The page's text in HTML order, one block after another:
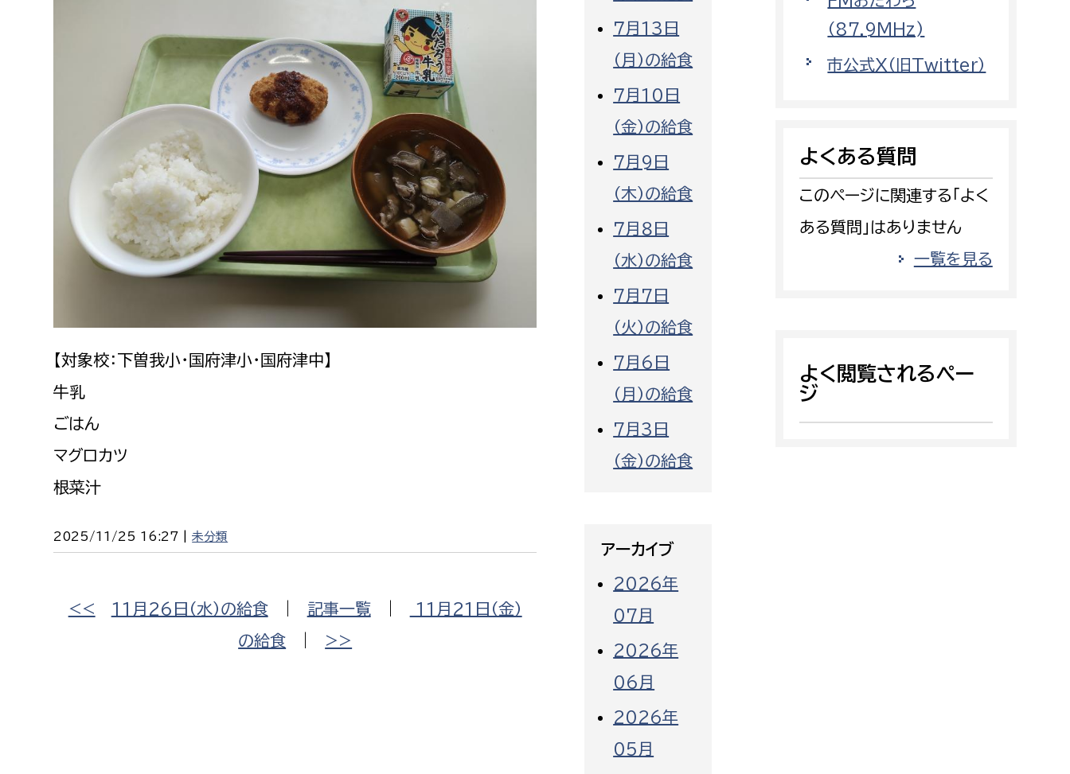
道水路整備課
みどり公園課
病院管理局：経営管理課
病院管理局：施設用度課
予防課
警防計画課
警防第1課
警防第2課
上下水道局
経営総務課
水道整備課
下水道整備課
浄水管理課
教育総務課
教育指導課
選挙管理委員会事務局
選挙管理委員会事務局
監査事務局
農業委員会事務局
農業委員会事務局
【対象校：下曽我小・国府津小・国府津中】
牛乳
ごはん
マグロカツ
根菜汁
2025/11/25 16:27 |未分類
<< 11月26日（水）の給食| 記事一覧|
11月21日（金）
の給食
>>
７月13日
（月）の給食
７月10日
（金）の給食
７月9日
（木）の給食
７月８日
（水）の給食
7月7日
（火）の給食
7月6日
（月）の給食
7月3日
（金）の給食
アーカイブ
2026年
07月
2026年
06月
2026年
05月
（87.9MHz)
市公式X（旧Twitter）
よくある質問
このページに関連する「よく
ある質問」はありません
一覧を見る
よく閲覧されるペー
ジ